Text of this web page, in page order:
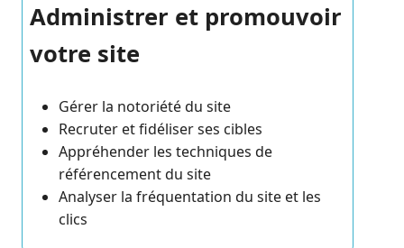
Administrer et promouvoir
votre site
Gérer la notoriété du site
Recruter et fidéliser ses cibles
Appréhender les techniques de
référencement du site
Analyser la fréquentation du site et les
clics